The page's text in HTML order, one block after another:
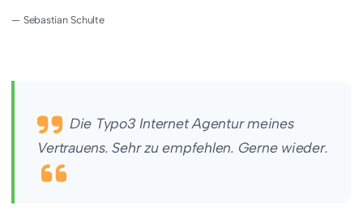
— Sebastian Schulte
Die Typo3 Internet Agentur meines
Vertrauens. Sehr zu empfehlen. Gerne wieder.